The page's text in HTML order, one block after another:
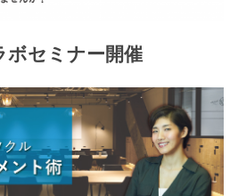
ボセミナー開催